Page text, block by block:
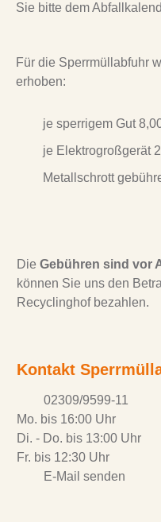
Sie bitte dem
Für die Sperrmüllabfuhr
erhoben:
je sperrigem Gut
je Elektrogroßgerät
Metallschrott
Die Gebühren sind vor
können Sie uns den
Recyclinghof bezahlen.
Kontakt
02309/9599-11
Mo. bis 16:00 Uhr
Di. - Do. bis 13:00 Uhr
Fr. bis 12:30 Uhr
E-Mail senden